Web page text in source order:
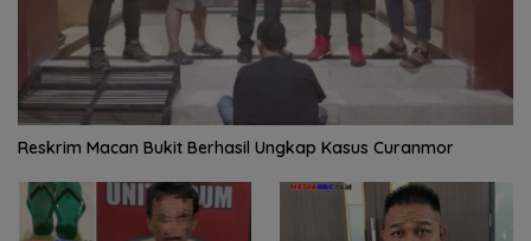
Reskrim Macan Bukit Berhasil Ungkap Kasus Curanmor